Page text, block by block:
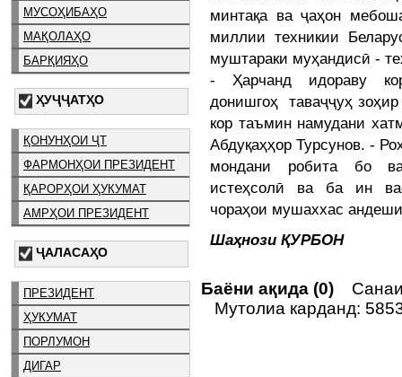
МУСОҲИБАҲО
МАҚОЛАҲО
БАРҚИЯҲО
ҲУҶҶАТҲО
ҚОНУНҲОИ ҶТ
ФАРМОНҲОИ ПРЕЗИДЕНТ
ҚАРОРҲОИ ҲУКУМАТ
АМРҲОИ ПРЕЗИДЕНТ
ҶАЛАСАҲО
ПРЕЗИДЕНТ
ҲУКУМАТ
ПОРЛУМОН
ДИГАР
минтақа ва ҷаҳон
миллии техникии
муштараки муҳандисӣ -
- Ҳарчанд идораву
донишгоҳ таваҷҷуҳ
кор таъмин намудани
Абдуқаҳҳор Турсунов. -
мондани робита бо
истеҳсолӣ ва ба ин
чораҳои мушаххас
Шаҳнози ҚУРБОН
Баёни ақида (0)
Мутолиа карданд: